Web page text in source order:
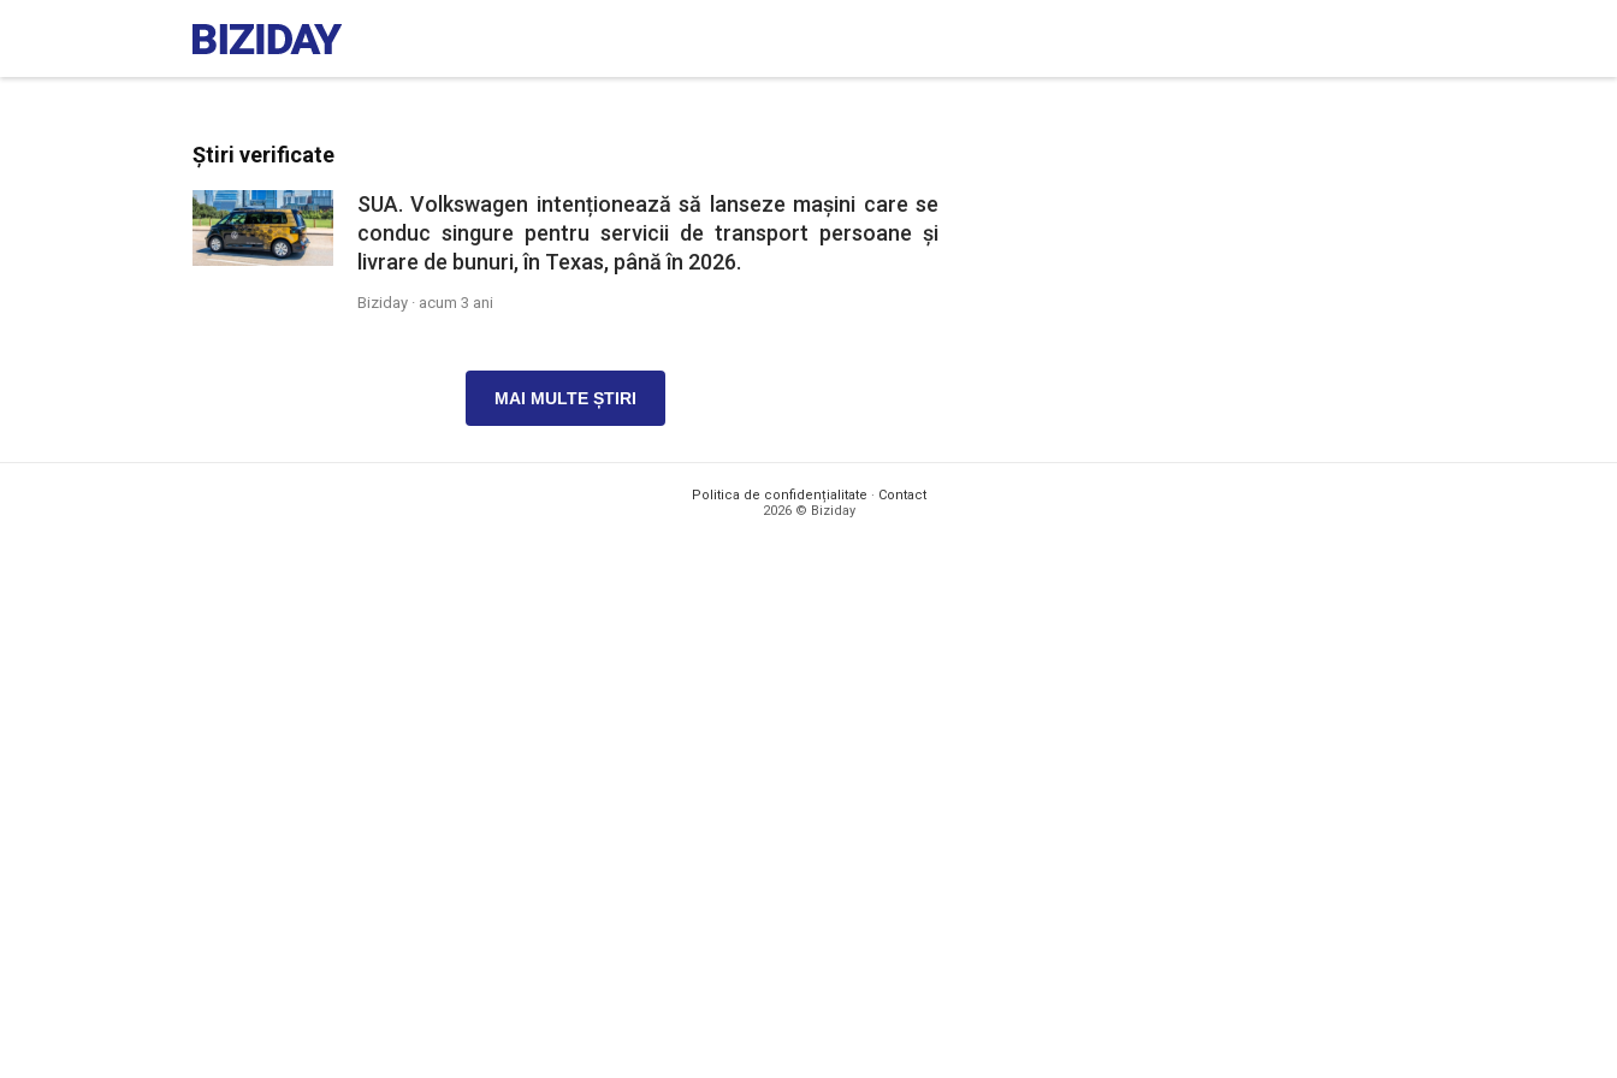
Știri verificate
SUA. Volkswagen intenționează să lanseze mașini care se
conduc singure pentru servicii de transport persoane și
livrare de bunuri, în Texas, până în 2026.
Biziday · acum 3 ani
MAI MULTE ȘTIRI
Politica de confidențialitate · Contact
2026 © Biziday